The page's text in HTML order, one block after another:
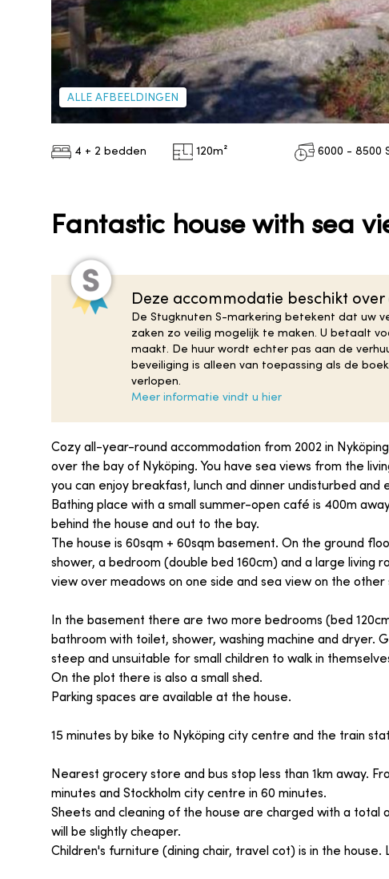
ALLE AFBEELDINGEN
4 + 2 bedden 120m² 6000 - 8500
Fantastic house with sea
Deze accommodatie beschikt
De Stugknuten S-markering betekent dat uw
zaken zo veilig mogelijk te maken. U betaalt
maakt. De huur wordt echter pas aan de
beveiliging is alleen van toepassing als de
verlopen.
Meer informatie vindt u hier
Cozy all-year-round accommodation from 2002 in
over the bay of Nyköping. You have sea views from the
you can enjoy breakfast, lunch and dinner undisturbed and
Bathing place with a small summer-open café is 400m
behind the house and out to the bay.
The house is 60sqm + 60sqm basement. On the ground
shower, a bedroom (double bed 160cm) and a large living
view over meadows on one side and sea view on the other
In the basement there are two more bedrooms (bed
bathroom with toilet, shower, washing machine and
steep and unsuitable for small children to walk in
On the plot there is also a small shed.
Parking spaces are available at the house.
15 minutes by bike to Nyköping city centre and the train
Nearest grocery store and bus stop less than 1km away.
minutes and Stockholm city centre in 60 minutes.
Sheets and cleaning of the house are charged with a total
will be slightly cheaper.
Children's furniture (dining chair, travel cot) is in the house.